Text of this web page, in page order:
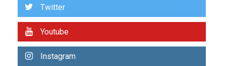
1
Venezuela requiere
alcanzar 3 millones de bdp
Twitter
Youtube
Instagram